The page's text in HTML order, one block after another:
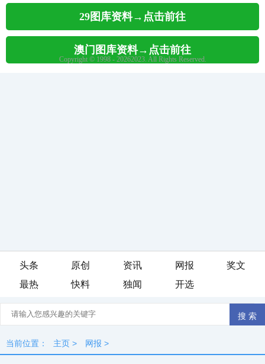
头条 原创 资讯 网报
奖文
最热
快料 独闻 开选
当前位置： 主页 > 网报 >